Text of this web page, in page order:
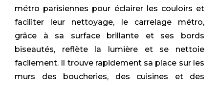
métro parisiennes pour éclairer les couloirs et
faciliter leur nettoyage, le carrelage métro,
grâce à sa surface brillante et ses bords
biseautés, reflète la lumière et se nettoie
facilement. Il trouve rapidement sa place sur les
murs des boucheries, des cuisines et des